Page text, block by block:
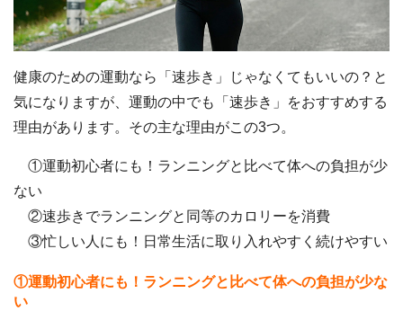
健康のための運動なら「速歩き」じゃなくてもいいの？と
気になりますが、運動の中でも「速歩き」をおすすめする
理由があります。その主な理由がこの3つ。
①運動初心者にも！ランニングと比べて体への負担が少
ない
②速歩きでランニングと同等のカロリーを消費
③忙しい人にも！日常生活に取り入れやすく続けやすい
①運動初心者にも！ランニングと比べて体への負担が少な
い